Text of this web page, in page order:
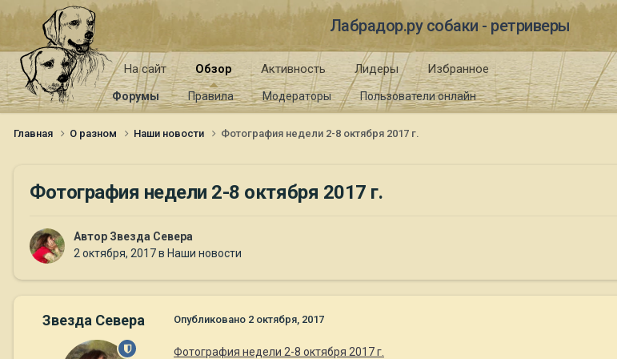
Лабрадор.ру собаки - ретриверы
На сайт Обзор
Форумы Правила Модераторы Пользователи онлайн
Активность Лидеры Избранное
Главная О разном Наши новости Фотография недели 2-8 октября 2017 г.
Фотография недели 2-8 октября 2017 г.
Автор Звезда Севера
2 октября, 2017в Наши новости
Звезда Севера Опубликовано 2 октября, 2017
Фотография недели 2-8 октября 2017 г.